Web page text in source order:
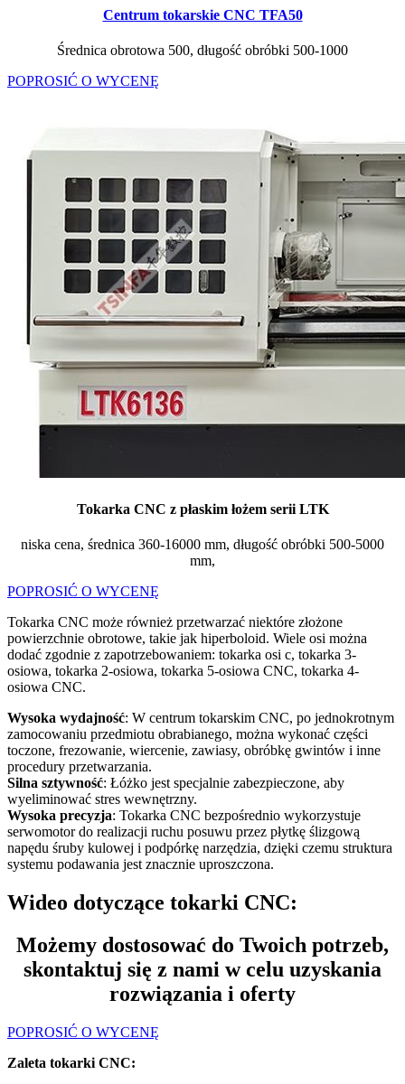
Centrum tokarskie CNC TFA50
Średnica obrotowa 500, długość obróbki 500-1000
POPROSIĆ O WYCENĘ
Tokarka CNC z płaskim łożem serii LTK
niska cena, średnica 360-16000 mm, długość obróbki 500-5000
mm,
POPROSIĆ O WYCENĘ
Tokarka CNC może również przetwarzać niektóre złożone
powierzchnie obrotowe, takie jak hiperboloid. Wiele osi można
dodać zgodnie z zapotrzebowaniem: tokarka osi c, tokarka 3-
osiowa, tokarka 2-osiowa, tokarka 5-osiowa CNC, tokarka 4-
osiowa CNC.
Wysoka wydajność: W centrum tokarskim CNC, po jednokrotnym
zamocowaniu przedmiotu obrabianego, można wykonać części
toczone, frezowanie, wiercenie, zawiasy, obróbkę gwintów i inne
procedury przetwarzania.
Silna sztywność: Łóżko jest specjalnie zabezpieczone, aby
wyeliminować stres wewnętrzny.
Wysoka precyzja: Tokarka CNC bezpośrednio wykorzystuje
serwomotor do realizacji ruchu posuwu przez płytkę ślizgową
napędu śruby kulowej i podpórkę narzędzia, dzięki czemu struktura
systemu podawania jest znacznie uproszczona.
Wideo dotyczące tokarki CNC:
Możemy dostosować do Twoich potrzeb,
skontaktuj się z nami w celu uzyskania
rozwiązania i oferty
POPROSIĆ O WYCENĘ
Zaleta tokarki CNC: